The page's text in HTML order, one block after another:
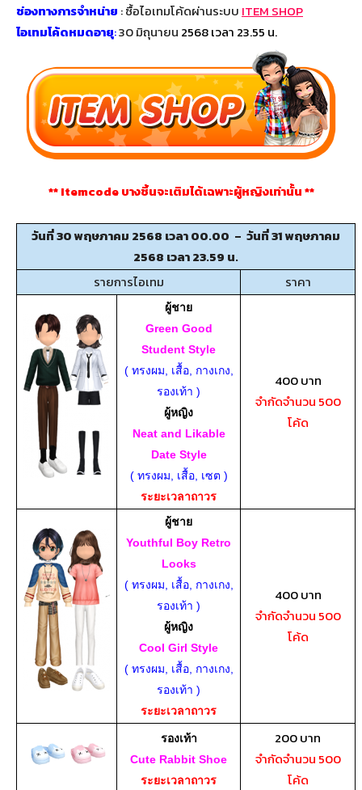
ช่องทางการจำหน่าย : ซื้อไอเทมโค้ดผ่านระบบ ITEM SHOP
ไอเทมโค้ดหมดอายุ:30 มิถุนายน 2568 เวลา 23.55 น.
** Itemcode บางชิ้นจะเติมได้เฉพาะผู้หญิงเท่านั้น **
วันที่ 30 พฤษภาคม 2568 เวลา 00.00 – วันที่ 31 พฤษภาคม
2568 เวลา 23.59 น.
รายการไอเทม
ราคา
ผู้ชาย
Green Good
Student Style
( ทรงผม, เสื้อ, กางเกง,
รองเท้า )
ผู้หญิง
Neat and Likable
Date Style
( ทรงผม, เสื้อ, เซต )
ระยะเวลาถาวร
400 บาท
จำกัดจำนวน 500
โค้ด
ผู้ชาย
Youthful Boy Retro
Looks
( ทรงผม, เสื้อ, กางเกง,
รองเท้า )
ผู้หญิง
Cool Girl Style
( ทรงผม, เสื้อ, กางเกง,
รองเท้า )
ระยะเวลาถาวร
400 บาท
จำกัดจำนวน 500
โค้ด
รองเท้า
Cute Rabbit Shoe
ระยะเวลาถาวร
200 บาท
จำกัดจำนวน 500
โค้ด